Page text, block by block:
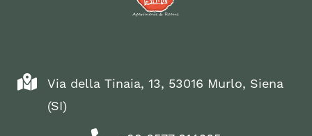
Via della Tinaia, 13, 53016 Murlo, Siena
(SI)